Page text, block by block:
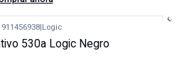
|Logic
530a Logic Negro